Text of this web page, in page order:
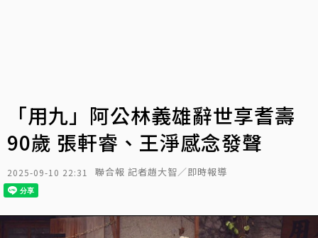
「用九」阿公林義雄辭世享耆壽
90歲 張軒睿、王淨感念發聲
2025-09-10 22:31 聯合報 記者趙大智／即時報導